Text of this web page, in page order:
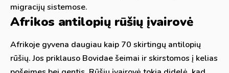
migracijų sistemose.
Afrikos antilopių rūšių įvairovė
Afrikoje gyvena daugiau kaip 70 skirtingų antilopių
rūšių. Jos priklauso Bovidae šeimai ir skirstomos į kelias